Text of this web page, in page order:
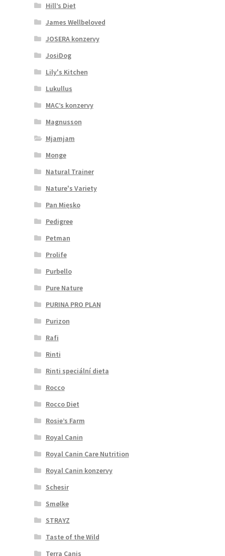
Hill’s Diet
James Wellbeloved
JOSERA konzervy
JosiDog
Lily's Kitchen
Lukullus
MAC’s konzervy
Magnusson
Mjamjam
Monge
Natural Trainer
Nature's Variety
Pan Mięsko
Pedigree
Petman
Prolife
Purbello
Pure Nature
PURINA PRO PLAN
Purizon
Rafi
Rinti
Rinti speciální dieta
Rocco
Rocco Diet
Rosie’s Farm
Royal Canin
Royal Canin Care Nutrition
Royal Canin konzervy
Schesir
Smølke
STRAYZ
Taste of the Wild
Terra Canis